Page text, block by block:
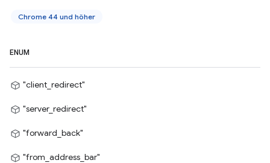
Chrome 44 und höher
ENUM
"client_redirect"
"server_redirect"
"forward_back"
"from_address_bar"